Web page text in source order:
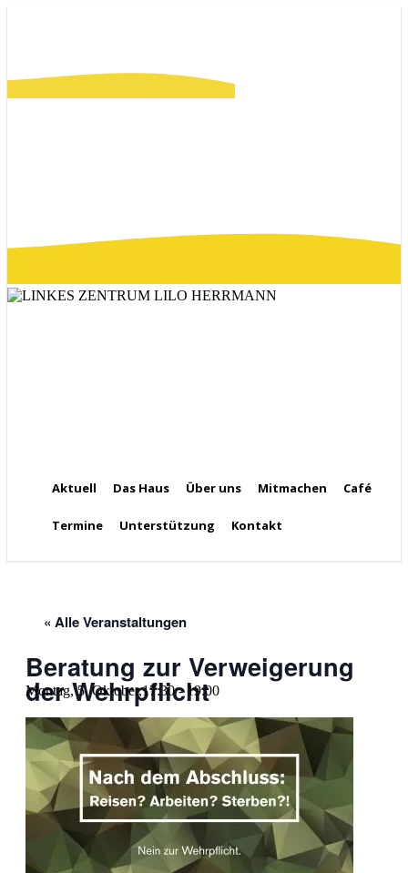
Aktuell Das Haus Über uns Mitmachen Café
Termine Unterstützung Kontakt
« Alle Veranstaltungen
Beratung zur Verweigerung
der Wehrpflicht
Montag, 5. Oktober,17:30- 19:00